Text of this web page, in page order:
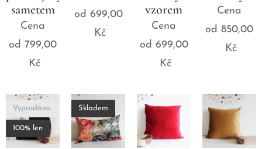
sametem
Cena
od 799,00
Kč
od 699,00
Kč
vzorem
Cena
od 699,00
Kč
Cena
od 850,00
Kč
Vyprodáno
100% len
Skladem